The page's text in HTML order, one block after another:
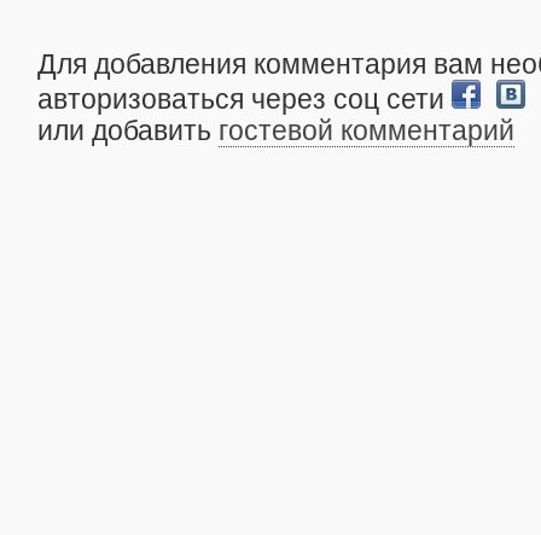
Для добавления комментария вам
авторизоваться через соц сети
или добавить гостевой комментарий